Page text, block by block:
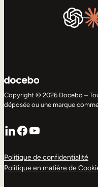
Copyright © 2026 Docebo –
déposée ou une marque
LinkedIn
Facebook
YouTube
Politique de confidentialité
Politique en matière de